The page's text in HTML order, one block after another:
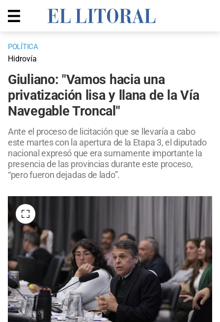
POLÍTICA
Hidrovía
Giuliano: "Vamos hacia una
privatización lisa y llana de la Vía
Navegable Troncal"
Ante el proceso de licitación que se llevaría a cabo
este martes con la apertura de la Etapa 3, el diputado
nacional expresó que era sumamente importante la
presencia de las provincias durante este proceso,
“pero fueron dejadas de lado”.